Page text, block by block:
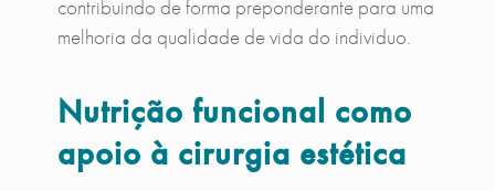
contribuindo de forma preponderante para uma
melhoria da qualidade de vida do individuo.
Nutrição funcional como
apoio à cirurgia estética